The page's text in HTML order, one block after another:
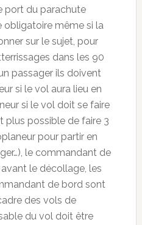
port du parachute
obligatoire même si la
sur le sujet, pour
dans les 90
passager ils doivent
si le vol aura lieu en
si le vol doit se faire
plus possible de faire 3
pour partir en
le commandant de
le décollage, les
de bord sont
des vols de
du vol doit être